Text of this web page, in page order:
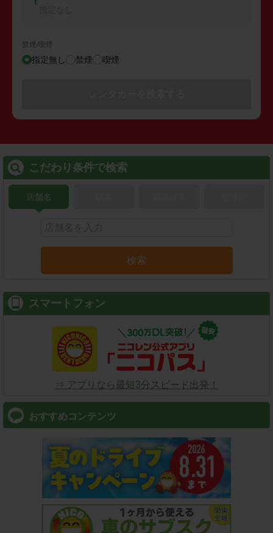
禁煙/喫煙
指定無し 禁煙 喫煙
こだわり条件で検索
店舗名
検索
スマートフォン
⇒ アプリなら最短3分スピード出発！
おすすめコンテンツ